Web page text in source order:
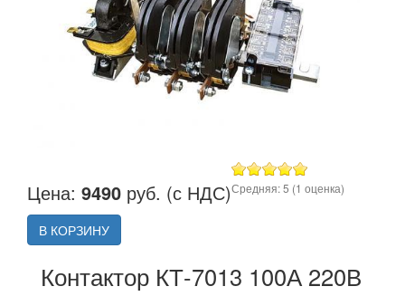
Цена: 9490 руб. (с НДС)
В КОРЗИНУ
Средняя:5 (1 оценка)
Контактор КТ-7013 100А 220В